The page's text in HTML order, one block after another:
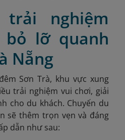
nghiệm
bỏ lỡ quanh
Nẵng
Sơn Trà, khu vực xung
trải nghiệm vui chơi, giải
cho du khách. Chuyến du
sẽ thêm trọn vẹn và đáng
dẫn như sau: